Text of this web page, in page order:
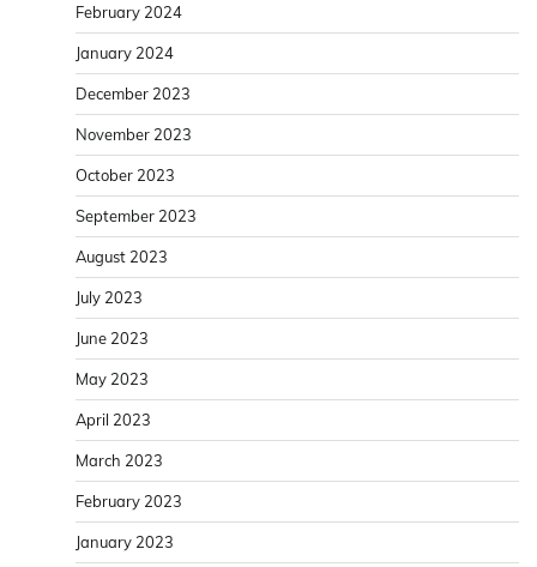
February 2024
January 2024
December 2023
November 2023
October 2023
September 2023
August 2023
July 2023
June 2023
May 2023
April 2023
March 2023
February 2023
January 2023